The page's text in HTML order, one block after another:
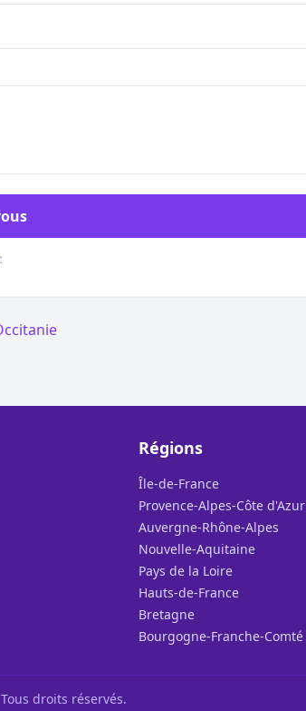
Régions
Île-de-France
Provence-Alpes-Côte d'Azur
Auvergne-Rhône-Alpes
Nouvelle-Aquitaine
Pays de la Loire
Hauts-de-France
Bretagne
Bourgogne-Franche-Comté
droits réservés.